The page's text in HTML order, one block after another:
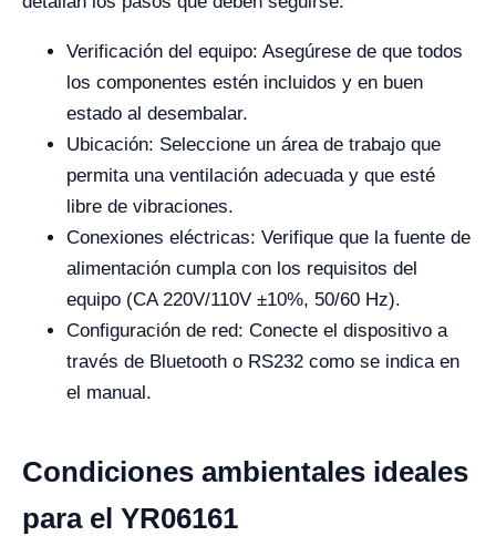
Verificación del equipo: Asegúrese de que todos
los componentes estén incluidos y en buen
estado al desembalar.
Ubicación: Seleccione un área de trabajo que
permita una ventilación adecuada y que esté
libre de vibraciones.
Conexiones eléctricas: Verifique que la fuente de
alimentación cumpla con los requisitos del
equipo (CA 220V/110V ±10%, 50/60 Hz).
Configuración de red: Conecte el dispositivo a
través de Bluetooth o RS232 como se indica en
el manual.
Condiciones ambientales ideales
para el YR06161